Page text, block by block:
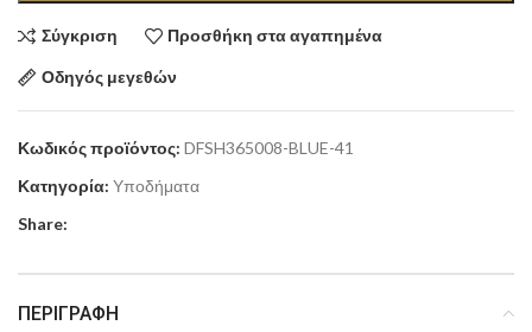
Σύγκριση Προσθήκη στα αγαπημένα
Οδηγός μεγεθών
Κωδικός προϊόντος: DFSH365008-BLUE-41
Κατηγορία: Υποδήματα
Share:
ΠΕΡΙΓΡΑΦΉ